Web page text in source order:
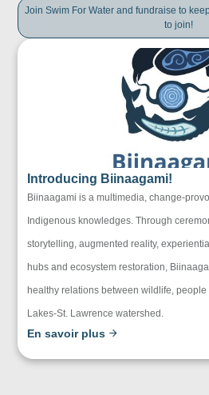
Join Swim For Water and fundraise to
to join!
Introducing Biinaagami!
Biinaagami is a multimedia, change-
Indigenous knowledges. Through
storytelling, augmented reality,
hubs and ecosystem restoration,
healthy relations between wildlife,
Lakes-St. Lawrence watershed.
En savoir plus